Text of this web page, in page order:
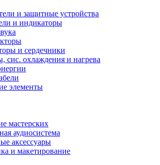
и защитные устройства
и индикаторы
и сердечники
сис. охлаждения и нагрева
элементы
мастерских
аудиосистема
аксессуары
и макетирование